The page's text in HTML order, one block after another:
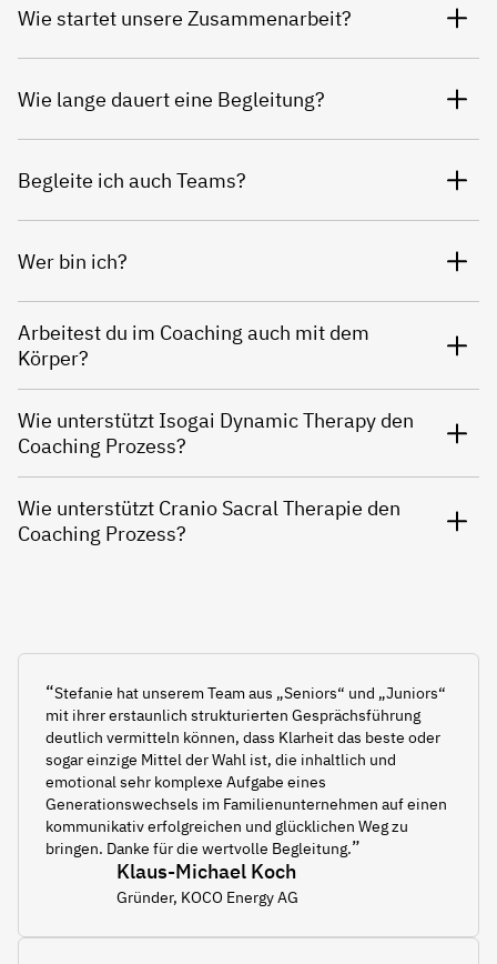
Wie startet unsere Zusammenarbeit?
Wie lange dauert eine Begleitung?
Begleite ich auch Teams?
Wer bin ich?
Arbeitest du im Coaching auch mit dem
Körper?
Wie unterstützt Isogai Dynamic Therapy den
Coaching Prozess?
Wie unterstützt Cranio Sacral Therapie den
Coaching Prozess?
Klaus-Michael Koch
Gründer, KOCO Energy AG
“Stefanie hat unserem Team aus „Seniors“ und „Juniors“
mit ihrer erstaunlich strukturierten Gesprächsführung
deutlich vermitteln können, dass Klarheit das beste oder
sogar einzige Mittel der Wahl ist, die inhaltlich und
emotional sehr komplexe Aufgabe eines
Generationswechsels im Familienunternehmen auf einen
kommunikativ erfolgreichen und glücklichen Weg zu
bringen. Danke für die wertvolle Begleitung.”